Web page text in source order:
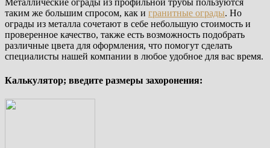
Металлические ограды из профильной трубы пользуются
таким же большим спросом, как и гранитные ограды. Но
ограды из металла сочетают в себе небольшую стоимость и
проверенное качество, также есть возможность подобрать
различные цвета для оформления, что помогут сделать
специалисты нашей компании в любое удобное для вас время.
Калькулятор; введите размеры захоронения: